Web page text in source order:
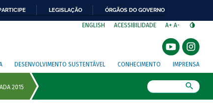
LEGISLAÇÃO ÓRGÃOS DO GOVERNO
ENGLISH ACESSIBILIDADE A+ A-
DESENVOLVIMENTO SUSTENTÁVEL CONHECIMENTO IMPRENSA